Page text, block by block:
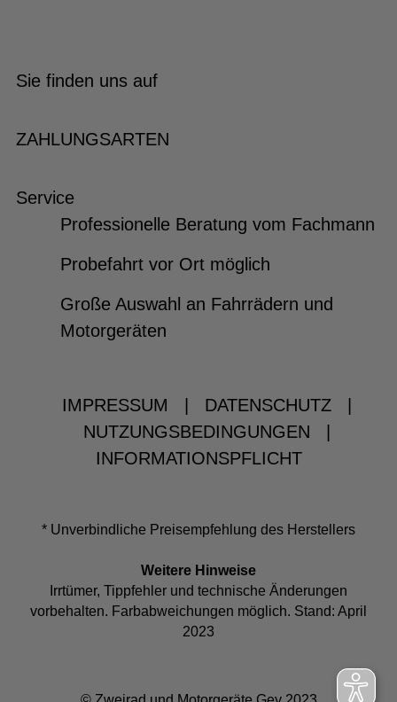
Sie finden uns auf
ZAHLUNGSARTEN
Service
Professionelle Beratung vom Fachmann
Probefahrt vor Ort möglich
Große Auswahl an Fahrrädern und
Motorgeräten
IMPRESSUM DATENSCHUTZ
NUTZUNGSBEDINGUNGEN
INFORMATIONSPFLICHT
* Unverbindliche Preisempfehlung des Herstellers
Weitere Hinweise
Irrtümer, Tippfehler und technische Änderungen
vorbehalten. Farbabweichungen möglich. Stand: April
2023